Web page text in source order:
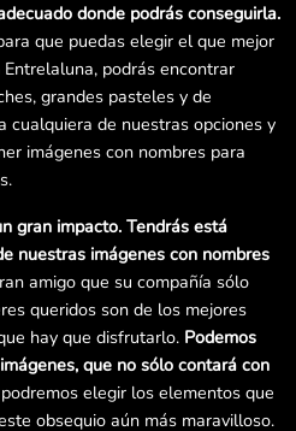
donde podrás conseguirla.
que puedas elegir el que mejor
podrás encontrar
grandes pasteles y de
cualquiera de nuestras opciones y
imágenes con nombres para
gran impacto. Tendrás está
nuestras imágenes con nombres
amigo que su compañía sólo
queridos son de los mejores
hay que disfrutarlo. Podemos
que no sólo contará con
elegir los elementos que
obsequio aún más maravilloso.